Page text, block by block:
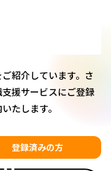
紹介しています。さ
援サービスにご登録
たします。
登録済みの方